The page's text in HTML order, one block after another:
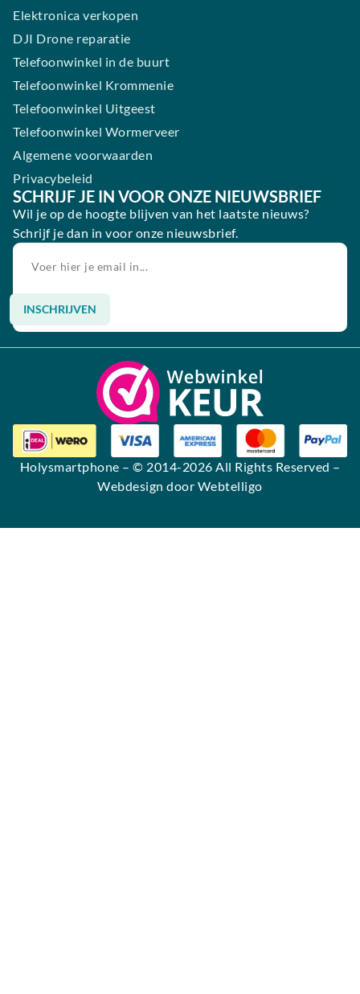
Elektronica verkopen
DJI Drone reparatie
Telefoonwinkel in de buurt
Telefoonwinkel Krommenie
Telefoonwinkel Uitgeest
Telefoonwinkel Wormerveer
Algemene voorwaarden
Privacybeleid
SCHRIJF JE IN VOOR ONZE NIEUWSBRIEF
Wil je op de hoogte blijven van het laatste nieuws?
Schrijf je dan in voor onze nieuwsbrief.
INSCHRIJVEN
Alternative:
Holysmartphone – © 2014-2026 All Rights Reserved –
Webdesign door Webtelligo